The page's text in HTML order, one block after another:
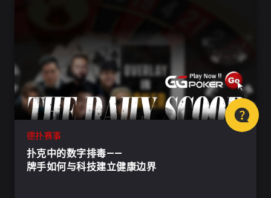
德扑赛事
扑克中的数字排毒——
牌手如何与科技建立健康边界